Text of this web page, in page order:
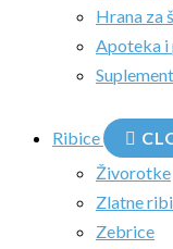
Hrana za
Apoteka
Ribice
Živorotke
Zlatne
Zebrice